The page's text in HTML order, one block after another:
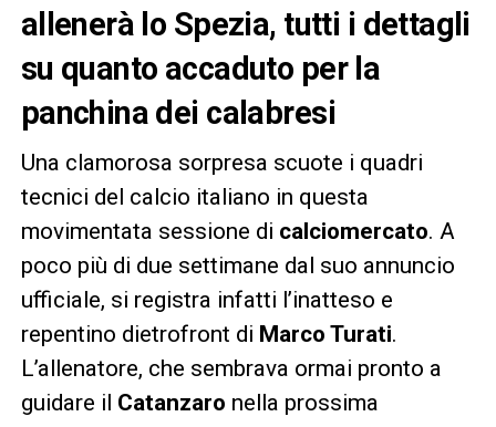
allenerà lo Spezia, tutti i dettagli
su quanto accaduto per la
panchina dei calabresi
Una clamorosa sorpresa scuote i quadri
tecnici del calcio italiano in questa
movimentata sessione di calciomercato. A
poco più di due settimane dal suo annuncio
ufficiale, si registra infatti l’inatteso e
repentino dietrofront di Marco Turati.
L’allenatore, che sembrava ormai pronto a
guidare il Catanzaro nella prossima